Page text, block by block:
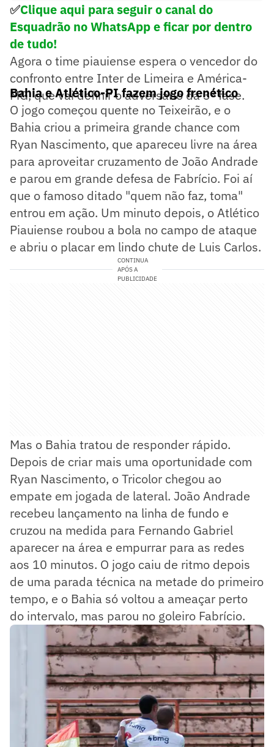
✅Clique aqui para seguir o canal do
Esquadrão no WhatsApp e ficar por dentro
de tudo!
Agora o time piauiense espera o vencedor do
confronto entre Inter de Limeira e América-
MG, que vai definir o adversário da 3ª fase.
Bahia e Atlético-PI fazem jogo frenético
O jogo começou quente no Teixeirão, e o
Bahia criou a primeira grande chance com
Ryan Nascimento, que apareceu livre na área
para aproveitar cruzamento de João Andrade
e parou em grande defesa de Fabrício. Foi aí
que o famoso ditado "quem não faz, toma"
entrou em ação. Um minuto depois, o Atlético
Piauiense roubou a bola no campo de ataque
e abriu o placar em lindo chute de Luis Carlos.
CONTINUA
APÓS A
PUBLICIDADE
Mas o Bahia tratou de responder rápido.
Depois de criar mais uma oportunidade com
Ryan Nascimento, o Tricolor chegou ao
empate em jogada de lateral. João Andrade
recebeu lançamento na linha de fundo e
cruzou na medida para Fernando Gabriel
aparecer na área e empurrar para as redes
aos 10 minutos. O jogo caiu de ritmo depois
de uma parada técnica na metade do primeiro
tempo, e o Bahia só voltou a ameaçar perto
do intervalo, mas parou no goleiro Fabrício.